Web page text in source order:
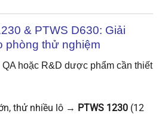
& PTWS D630: Giải
phòng thử nghiệm
hoặc R&D dược phẩm cần thiết
thử nhiều lô → PTWS 1230(12